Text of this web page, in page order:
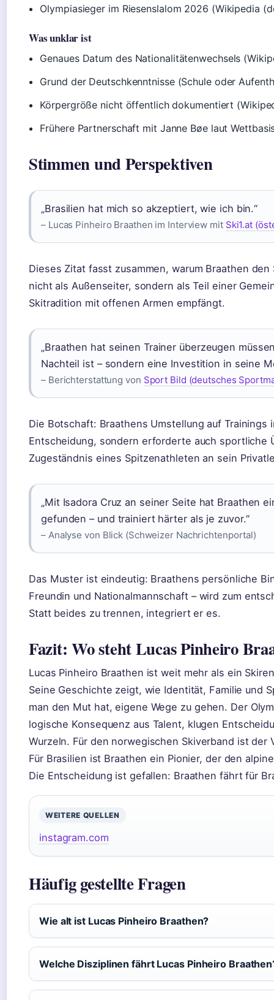
Olympiasieger im Riesenslalom 2026 (Wikipedia
Was unklar ist
Genaues Datum des Nationalitätenwechsels
Grund der Deutschkenntnisse (Schule oder
Körpergröße nicht öffentlich dokumentiert
Frühere Partnerschaft mit Janne Bøe laut
Stimmen und Perspektiven
„Brasilien hat mich so akzeptiert, wie ich bin.“
– Lucas Pinheiro Braathen im Interview mit Ski1.at
Dieses Zitat fasst zusammen, warum Braathen
nicht als Außenseiter, sondern als Teil einer
Skitradition mit offenen Armen empfängt.
„Braathen hat seinen Trainer überzeugen
Nachteil ist – sondern eine Investition in seine
– Berichterstattung von Sport Bild (deutsches
Die Botschaft: Braathens Umstellung auf
Entscheidung, sondern erforderte auch sportliche
Zugeständnis eines Spitzenathleten an sein
„Mit Isadora Cruz an seiner Seite hat Braathen
gefunden – und trainiert härter als je zuvor.“
– Analyse von Blick (Schweizer Nachrichtenportal)
Das Muster ist eindeutig: Braathens persönliche
Freundin und Nationalmannschaft – wird zum
Statt beides zu trennen, integriert er es.
Fazit: Wo steht Lucas Pinheiro
Lucas Pinheiro Braathen ist weit mehr als ein
Seine Geschichte zeigt, wie Identität, Familie und
man den Mut hat, eigene Wege zu gehen. Der
logische Konsequenz aus Talent, klugen
Wurzeln. Für den norwegischen Skiverband ist
Für Brasilien ist Braathen ein Pionier, der den
Die Entscheidung ist gefallen: Braathen fährt für
WEITERE QUELLEN
instagram.com
Häufig gestellte Fragen
Wie alt ist Lucas Pinheiro Braathen?
Welche Disziplinen fährt Lucas Pinheiro